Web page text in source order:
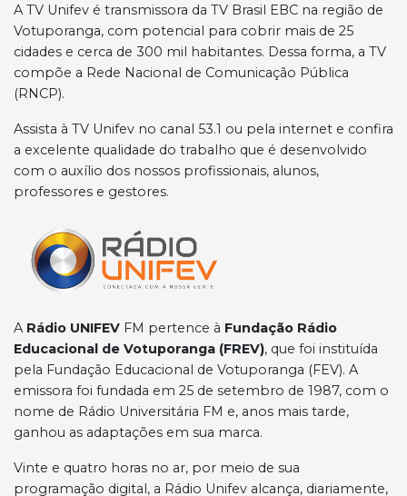
A TV Unifev é transmissora da TV Brasil EBC na região de
Votuporanga, com potencial para cobrir mais de 25
cidades e cerca de 300 mil habitantes. Dessa forma, a TV
compõe a Rede Nacional de Comunicação Pública
(RNCP).
Assista à TV Unifev no canal 53.1 ou pela internet e confira
a excelente qualidade do trabalho que é desenvolvido
com o auxílio dos nossos profissionais, alunos,
professores e gestores.
A Rádio UNIFEV FM pertence à Fundação Rádio
Educacional de Votuporanga (FREV), que foi instituída
pela Fundação Educacional de Votuporanga (FEV). A
emissora foi fundada em 25 de setembro de 1987, com o
nome de Rádio Universitária FM e, anos mais tarde,
ganhou as adaptações em sua marca.
Vinte e quatro horas no ar, por meio de sua
programação digital, a Rádio Unifev alcança, diariamente,